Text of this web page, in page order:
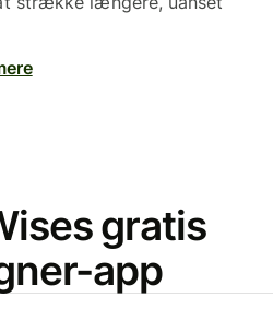
gratis
app